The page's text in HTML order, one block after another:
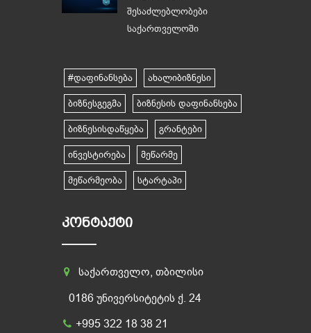
შესაძლებლობები
საქართველოში
#დაფინანსება ახალიბიზნესი
ბიზნესგეგმა ბიზნესის დაფინანსება
ბიზნესისდაწყება გრანტები
ინვესტირება მეწარმე
მეწარმეობა სტარტაპი
ᲙᲝᲜᲢᲐᲥᲢᲘ
საქართველო, თბილისი
0186 უნივერსიტეტის ქ. 24
+995 322 18 38 21